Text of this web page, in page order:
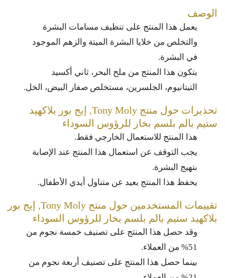
الوصف
يعمل هذا المنتج على تنظيف مسامات البشرة
والتخلص من خلايا البشرة الميتة والزهم الموجود
في البشرة.
يتكون هذا المنتج من ملح البحر، ثاني أكسيد
التيتانيوم، الجلسرين، مستخلص صفار البيض، الخل.
تحذيرات حول منتج Tony Moly, إيج بور بلاكهيد
ستيم بالم بلسم بخار للرؤوس السوداء
هذا المنتج للاستعمال الخارجي فقط.
يجب التوقف عن استعمال هذا المنتج عند الإصابة
بتهيج البشرة.
يحفظ هذا المنتج بعيد عن متناول أيدي الأطفال.
تقييمات المستخدمين حول منتج Tony Moly, إيج بور
بلاكهيد ستيم بالم بلسم بخار للرؤوس السوداء
وقد حصل هذا المنتج على تصنيف خمسة نجوم من
51% من العملاء.
بينما حصل هذا المنتج على تصنيف أربعة نجوم من